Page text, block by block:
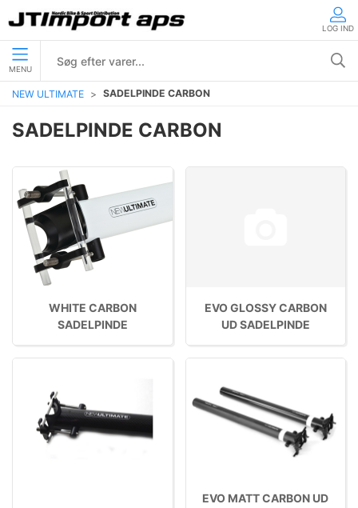
LOG IND
MENU
NEW ULTIMATE SADELPINDE CARBON
SADELPINDE CARBON
WHITE CARBON
SADELPINDE
EVO GLOSSY CARBON
UD SADELPINDE
EVO MATT CARBON UD